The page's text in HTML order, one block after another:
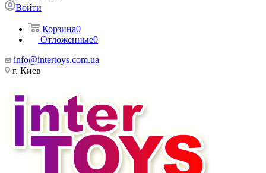
Войти
Корзина0
Отложенные0
info@intertoys.com.ua
г. Киев